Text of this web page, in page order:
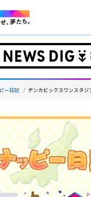
ウンサー
ト
ース
ー日記 デンカビックスワンスタジ